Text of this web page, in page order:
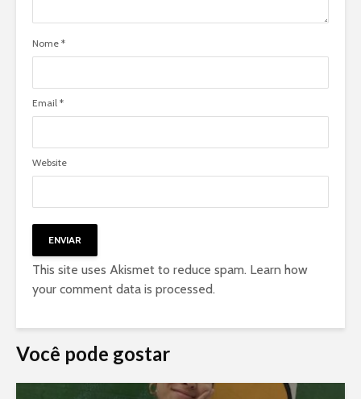
Nome *
Email *
Website
This site uses Akismet to reduce spam. Learn how
your comment data is processed.
Você pode gostar